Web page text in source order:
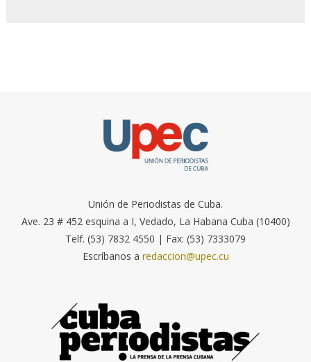
Unión de Periodistas de Cuba.
Ave. 23 # 452 esquina a I, Vedado, La Habana Cuba (10400)
Telf. (53) 7832 4550 | Fax: (53) 7333079
Escríbanos a redaccion@upec.cu